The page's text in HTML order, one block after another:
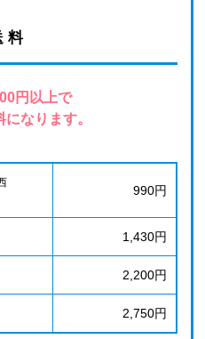
料
円以上で
なります。
990円
1,430円
2,200円
2,750円